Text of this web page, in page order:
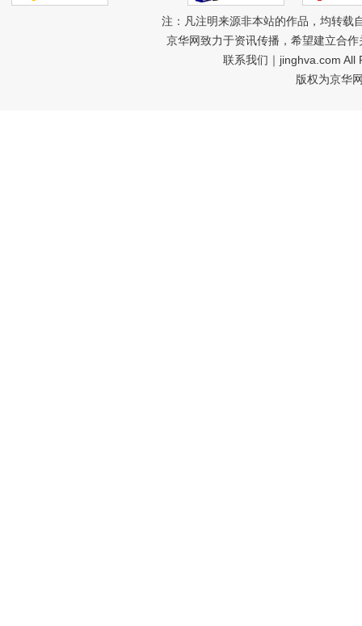
注：凡注明来源非本站的作品，均转载
京华网致力于资讯传播，希望建立合
联系我们 ｜jinghva.com
版权为京华